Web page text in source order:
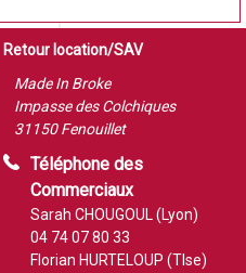
Retour location/SAV
Made In Broke
Impasse des Colchiques
31150 Fenouillet
Téléphone des
Commerciaux
Sarah CHOUGOUL (Lyon)
04 74 07 80 33
Florian HURTELOUP (Tlse)